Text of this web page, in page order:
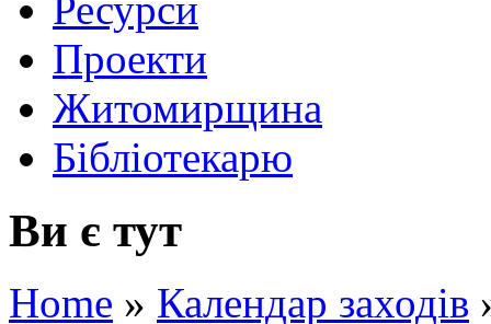
Проекти
Житомирщина
Бібліотекарю
Ви є тут
Home » Календар заходів